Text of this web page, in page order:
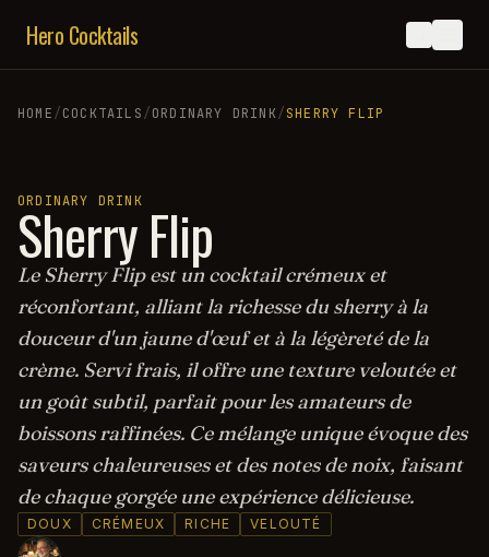
Hero Cocktails
HOME/COCKTAILS/ORDINARY DRINK/SHERRY FLIP
ORDINARY DRINK
Sherry Flip
Le Sherry Flip est un cocktail crémeux et
réconfortant, alliant la richesse du sherry à la
douceur d'un jaune d'œuf et à la légèreté de la
crème. Servi frais, il offre une texture veloutée et
un goût subtil, parfait pour les amateurs de
boissons raffinées. Ce mélange unique évoque des
saveurs chaleureuses et des notes de noix, faisant
de chaque gorgée une expérience délicieuse.
DOUX CRÉMEUX RICHE VELOUTÉ